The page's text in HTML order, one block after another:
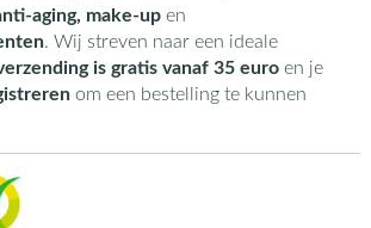
aging, make-upen
. Wij streven naar een ideale
is gratis vanaf 35 euroen je
om een bestelling te kunnen